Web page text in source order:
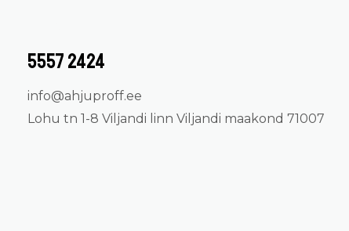
5557 2424
info@ahjuproff.ee
Lohu tn 1-8 Viljandi linn Viljandi maakond 71007